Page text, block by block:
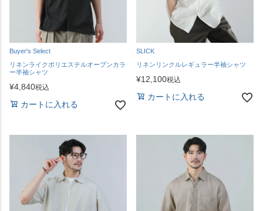
Buyer's Select
リネンライクポリエステルオープンカラ
ー半袖シャツ
¥4,840税込
カートに入れる
SLICK
リネンリンクルレギュラー半袖シャツ
¥12,100税込
カートに入れる